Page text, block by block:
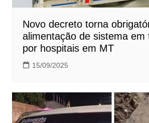
Novo decreto torna
alimentação de sistema em
por hospitais em MT
15/09/2025